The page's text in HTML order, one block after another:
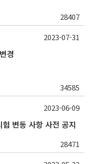
28407
경
34585
2023-07-31
변동 사항 사전 공지
28471
2023-06-09